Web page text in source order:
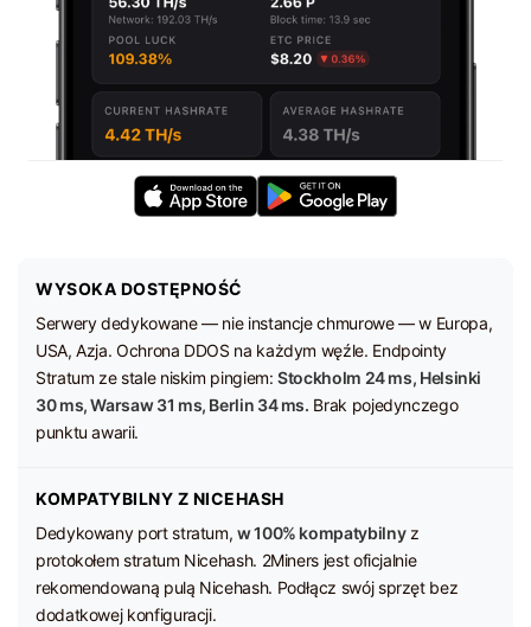
WYSOKA DOSTĘPNOŚĆ
Serwery dedykowane — nie instancje chmurowe — w Europa,
USA, Azja. Ochrona DDOS na każdym węźle. Endpointy
Stratum ze stale niskim pingiem:Stockholm 24 ms, Helsinki
30 ms, Warsaw 31 ms, Berlin 34 ms. Brak pojedynczego
punktu awarii.
KOMPATYBILNY Z NICEHASH
Dedykowany port stratum, w 100% kompatybilnyz
protokołem stratum Nicehash. 2Miners jest oficjalnie
rekomendowaną pulą Nicehash. Podłącz swój sprzęt bez
dodatkowej konfiguracji.